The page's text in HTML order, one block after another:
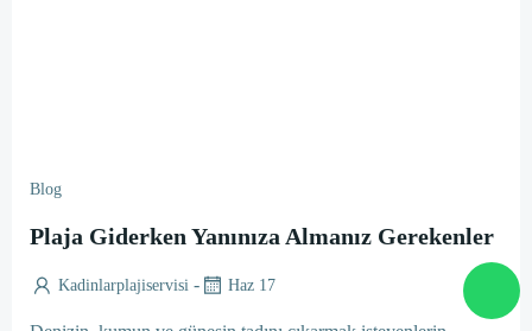
Blog
Plaja Giderken Yanınıza Almanız Gerekenler
Kadinlarplajiservisi - Haz 17